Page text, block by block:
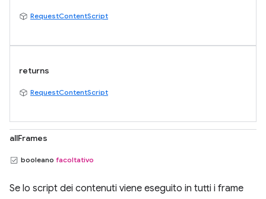
RequestContentScript
returns
RequestContentScript
allFrames
booleano facoltativo
Se lo script dei contenuti viene eseguito in tutti i frame